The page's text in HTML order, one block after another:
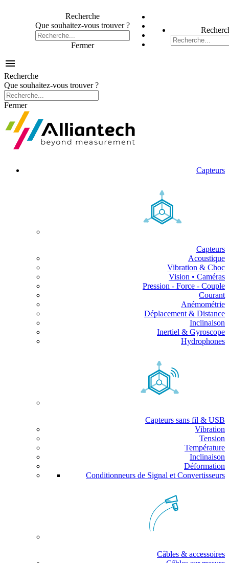
Recherche
Que souhaitez-vous trouver ?
Fermer

Recherche
Que souhaitez-vous trouver ?
Fermer
Capteurs
Capteurs
Acoustique
Vibration & Choc
Vision • Caméras
Pression - Force - Couple
Courant
Anémométrie
Déplacement & Distance
Inclinaison
Inertiel & Gyroscope
Hydrophones
Capteurs sans fil & USB
Vibration
Tension
Température
Inclinaison
Déformation
Conditionneurs de Signal et Convertisseurs
Câbles & accessoires